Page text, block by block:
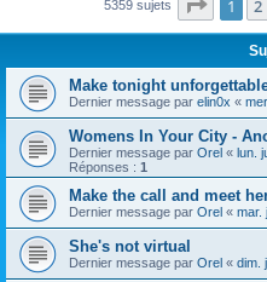
5359 sujets Page 1
1 2
Make tonight
Dernier message par elin0x «
Womens In Your City -
Dernier message par Orel « lun.
Réponses : 1
Make the call and meet
Dernier message par Orel « mar.
She's not virtual
Dernier message par Orel « dim.